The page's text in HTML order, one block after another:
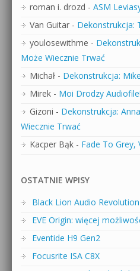
roman i. drozd - ASM
Van Guitar - Dekonstrukcja:
youlosewithme -
Może Wiecznie Trwać
Michał - Dekonstrukcja:
Mirek - Moi Drodzy Audiofile!
Gizoni - Dekonstrukcja:
Wiecznie Trwać
Kacper Bąk - Fade To Grey,
OSTATNIE WPISY
Black Lion Audio
EVE Origin: więcej
Eventide H9 Gen2
Focusrite ISA C8X